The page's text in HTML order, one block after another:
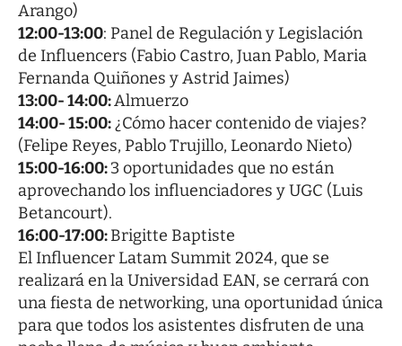
Arango)
12:00-13:00: Panel de Regulación y Legislación
de Influencers (Fabio Castro, Juan Pablo, Maria
Fernanda Quiñones y Astrid Jaimes)
13:00- 14:00:Almuerzo
14:00- 15:00: ¿Cómo hacer contenido de viajes?
(Felipe Reyes, Pablo Trujillo, Leonardo Nieto)
15:00-16:00:3 oportunidades que no están
aprovechando los influenciadores y UGC (Luis
Betancourt).
16:00-17:00:Brigitte Baptiste
El Influencer Latam Summit 2024, que se
realizará en la Universidad EAN, se cerrará con
una fiesta de networking, una oportunidad única
para que todos los asistentes disfruten de una